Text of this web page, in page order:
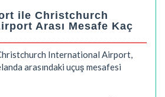
ile Christchurch
Arası Mesafe Kaç
International Airport,
arasındaki uçuş mesafesi